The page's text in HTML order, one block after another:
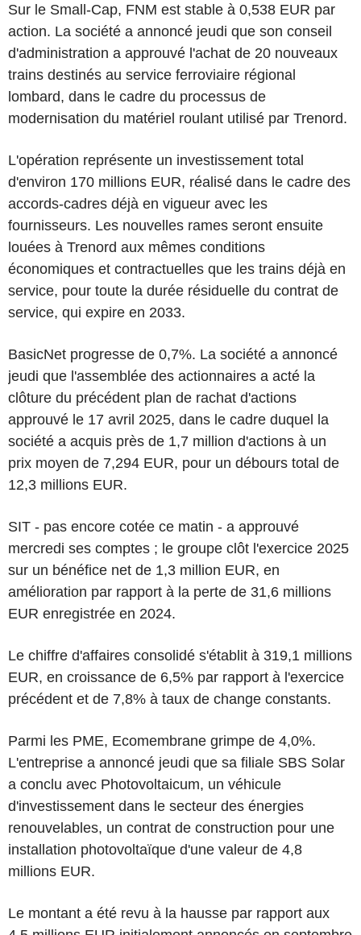
Sur le Small-Cap, FNM est stable à 0,538 EUR par
action. La société a annoncé jeudi que son conseil
d'administration a approuvé l'achat de 20 nouveaux
trains destinés au service ferroviaire régional
lombard, dans le cadre du processus de
modernisation du matériel roulant utilisé par Trenord.
L'opération représente un investissement total
d'environ 170 millions EUR, réalisé dans le cadre des
accords-cadres déjà en vigueur avec les
fournisseurs. Les nouvelles rames seront ensuite
louées à Trenord aux mêmes conditions
économiques et contractuelles que les trains déjà en
service, pour toute la durée résiduelle du contrat de
service, qui expire en 2033.
BasicNet progresse de 0,7%. La société a annoncé
jeudi que l'assemblée des actionnaires a acté la
clôture du précédent plan de rachat d'actions
approuvé le 17 avril 2025, dans le cadre duquel la
société a acquis près de 1,7 million d'actions à un
prix moyen de 7,294 EUR, pour un débours total de
12,3 millions EUR.
SIT - pas encore cotée ce matin - a approuvé
mercredi ses comptes ; le groupe clôt l'exercice 2025
sur un bénéfice net de 1,3 million EUR, en
amélioration par rapport à la perte de 31,6 millions
EUR enregistrée en 2024.
Le chiffre d'affaires consolidé s'établit à 319,1 millions
EUR, en croissance de 6,5% par rapport à l'exercice
précédent et de 7,8% à taux de change constants.
Parmi les PME, Ecomembrane grimpe de 4,0%.
L'entreprise a annoncé jeudi que sa filiale SBS Solar
a conclu avec Photovoltaicum, un véhicule
d'investissement dans le secteur des énergies
renouvelables, un contrat de construction pour une
installation photovoltaïque d'une valeur de 4,8
millions EUR.
Le montant a été revu à la hausse par rapport aux